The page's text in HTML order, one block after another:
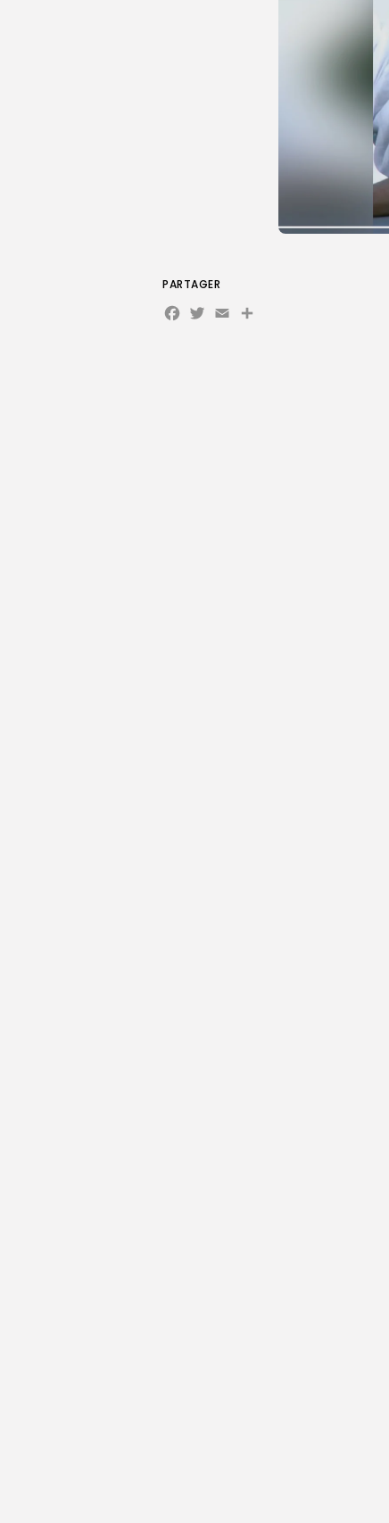
PARTAGER
Facebook
Twitter
Email